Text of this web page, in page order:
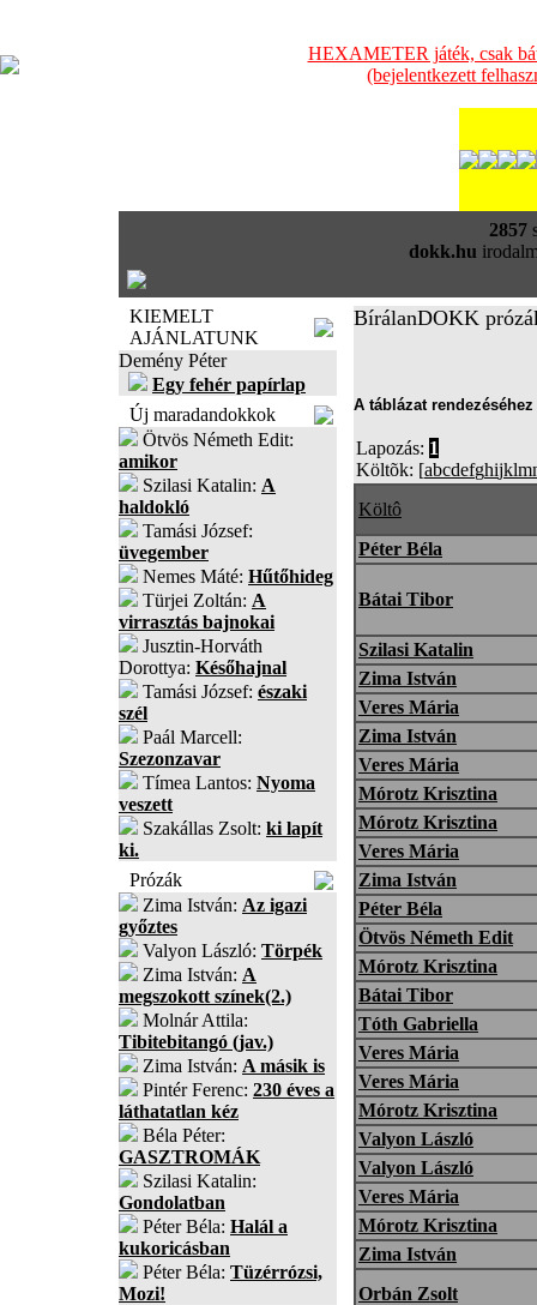
HEXAMETER játék, csak
(bejelentkezett
2857
dokk.hu
KIEMELT
AJÁNLATUNK
Demény Péter
Egy fehér papírlap
Új maradandokkok
Ötvös Németh Edit:
amikor
Szilasi Katalin: A
haldokló
Tamási József:
üvegember
Nemes Máté: Hűtőhideg
Türjei Zoltán: A
virrasztás bajnokai
Jusztin-Horváth
Dorottya: Későhajnal
Tamási József: északi
szél
Paál Marcell:
Szezonzavar
Tímea Lantos: Nyoma
veszett
Szakállas Zsolt: ki lapít
ki.
Prózák
Zima István: Az igazi
győztes
Valyon László: Törpék
Zima István: A
megszokott színek(2.)
Molnár Attila:
Tibitebitangó (jav.)
Zima István: A másik is
Pintér Ferenc: 230 éves a
láthatatlan kéz
Béla Péter:
GASZTROMÁK
Szilasi Katalin:
Gondolatban
Péter Béla: Halál a
kukoricásban
Péter Béla: Tüzérrózsi,
Mozi!
BírálanDOKK
A táblázat
Lapozás: 1
Költõk: [abcdefghijklm
Költô
Péter Béla
Bátai Tibor
Szilasi Katalin
Zima István
Veres Mária
Zima István
Veres Mária
Mórotz Krisztina
Mórotz Krisztina
Veres Mária
Zima István
Péter Béla
Ötvös Németh Edit
Mórotz Krisztina
Bátai Tibor
Tóth Gabriella
Veres Mária
Veres Mária
Mórotz Krisztina
Valyon László
Valyon László
Veres Mária
Mórotz Krisztina
Zima István
Orbán Zsolt